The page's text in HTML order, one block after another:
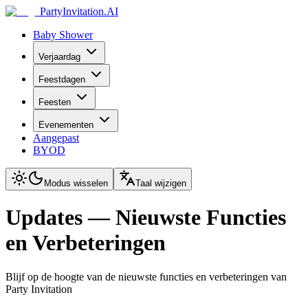
PartyInvitation.AI
Baby Shower
Verjaardag
Feestdagen
Feesten
Evenementen
Aangepast
BYOD
Modus wisselen Taal wijzigen
Updates — Nieuwste Functies
en Verbeteringen
Blijf op de hoogte van de nieuwste functies en verbeteringen van
Party Invitation